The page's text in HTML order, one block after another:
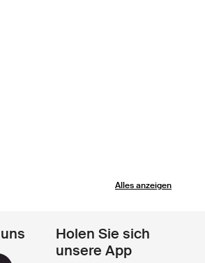
Alles anzeigen
Holen Sie sich
unsere App